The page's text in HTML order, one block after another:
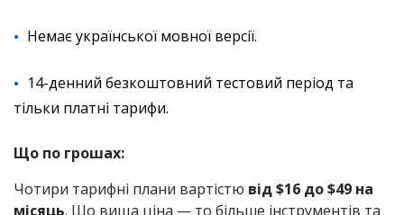
Немає української мовної версії.
14-денний безкоштовний тестовий період та
тільки платні тарифи.
Що по грошах:
Чотири тарифні плани вартістю від $16 до $49 на
місяць. Що вища ціна — то більше інструментів та